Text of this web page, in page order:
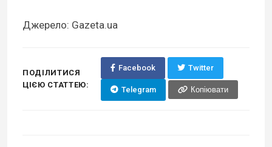
Джерело: Gazeta.ua
ПОДІЛИТИСЯ
ЦІЄЮ СТАТТЕЮ:
Facebook Twitter
Telegram Копіювати